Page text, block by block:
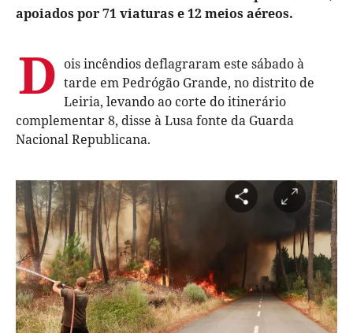
apoiados por 71 viaturas e 12 meios aéreos.
D ois incêndios deflagraram este sábado à
tarde em Pedrógão Grande, no distrito de
Leiria, levando ao corte do itinerário
complementar 8, disse à Lusa fonte da Guarda
Nacional Republicana.